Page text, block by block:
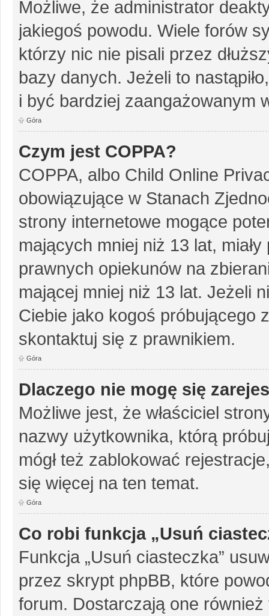
Możliwe, że administrator
jakiegoś powodu. Wiele forów
którzy nic nie pisali przez
bazy danych. Jeżeli to
i być bardziej zaangażowanym
Góra
Czym jest COPPA?
COPPA, albo Child Online
obowiązujące w Stanach
strony internetowe mogące
mających mniej niż 13 lat,
prawnych opiekunów na
mającej mniej niż 13 lat. Jeżeli
Ciebie jako kogoś próbującego
skontaktuj się z prawnikiem.
Góra
Dlaczego nie mogę się
Możliwe jest, że właściciel
nazwy użytkownika, którą
mógł też zablokować
się więcej na ten temat.
Góra
Co robi funkcja „Usuń
Funkcja „Usuń ciasteczka”
przez skrypt phpBB, które
forum. Dostarczają one